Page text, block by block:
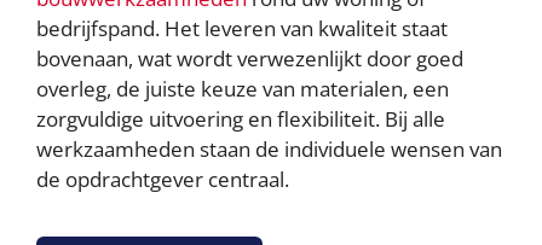
bedrijfspand. Het leveren van kwaliteit staat
bovenaan, wat wordt verwezenlijkt door goed
overleg, de juiste keuze van materialen, een
zorgvuldige uitvoering en flexibiliteit. Bij alle
werkzaamheden staan de individuele wensen van
de opdrachtgever centraal.